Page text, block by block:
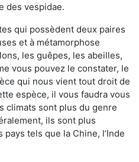
des vespidae.
qui possèdent deux paires
et à métamorphose
les guêpes, les abeilles,
vous pouvez le constater, le
qui nous vient tout droit de
espèce, il vous faudra vous
climats sont plus du genre
ils sont plus
tels que la Chine, l’Inde